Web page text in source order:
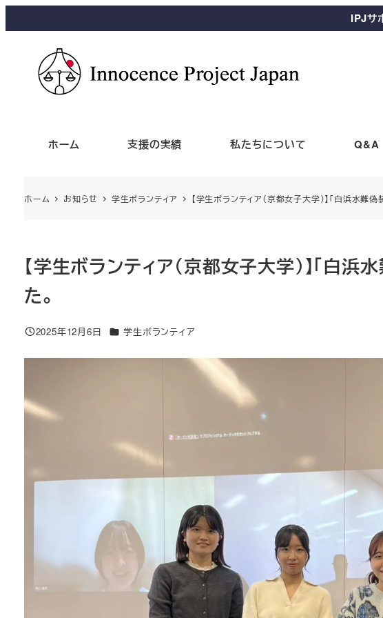
IPJサ
ホーム 支援の実績 私たちについて Q&A
ホーム お知らせ 学生ボランティア 【学生ボランティア（京都女子大学）】「白浜水難
【学生ボランティア（京都女子大学）】「白
た。
2025年12月6日 学生ボランティア